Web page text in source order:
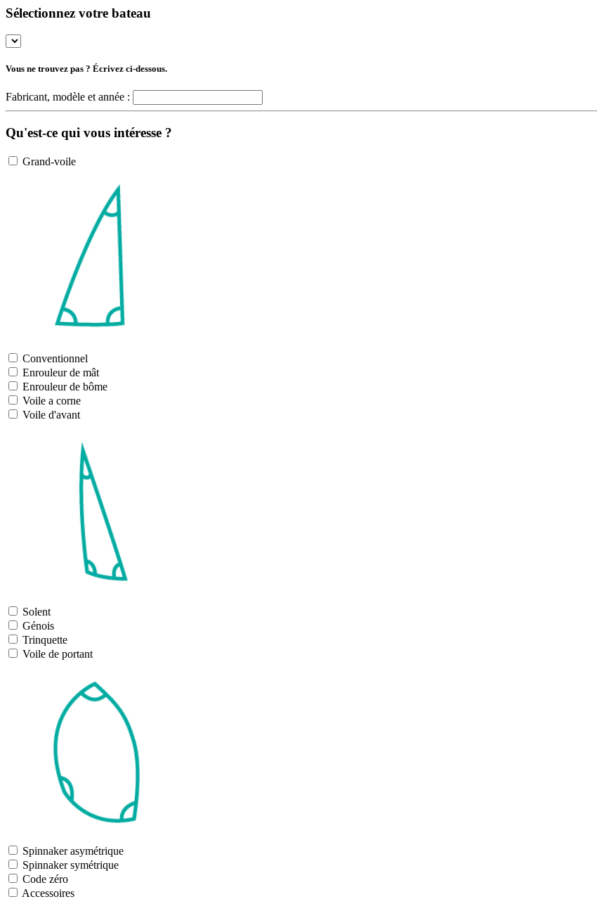
Sélectionnez votre bateau
Vous ne trouvez pas ? Écrivez ci-dessous.
Fabricant, modèle et année :
Qu'est-ce qui vous intéresse ?
Grand-voile
Conventionnel
Enrouleur de mât
Enrouleur de bôme
Voile a corne
Voile d'avant
Solent
Génois
Trinquette
Voile de portant
Spinnaker asymétrique
Spinnaker symétrique
Code zéro
Accessoires